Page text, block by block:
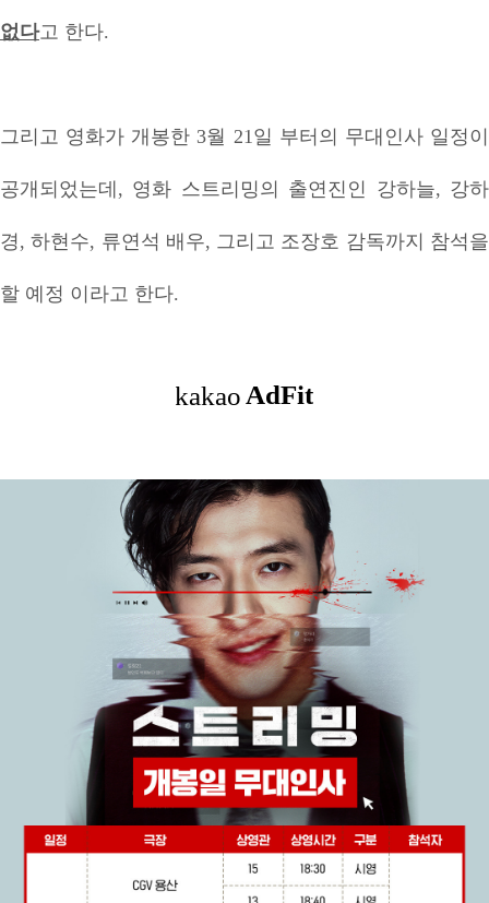
없다고 한다.
그리고 영화가 개봉한 3월 21일 부터의 무대인사 일정이
공개되었는데, 영화 스트리밍의 출연진인 강하늘, 강하
경, 하현수, 류연석 배우, 그리고 조장호 감독까지 참석을
할 예정 이라고 한다.